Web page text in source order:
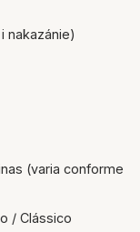
nakazánie)
(varia conforme
/ Clássico